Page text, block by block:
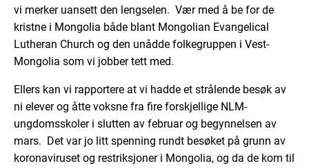
vi merker uansett den lengselen. Vær med å be for de
kristne i Mongolia både blant Mongolian Evangelical
Lutheran Church og den unådde folkegruppen i Vest-
Mongolia som vi jobber tett med.
Ellers kan vi rapportere at vi hadde et strålende besøk av
ni elever og åtte voksne fra fire forskjellige NLM-
ungdomsskoler i slutten av februar og begynnelsen av
mars. Det var jo litt spenning rundt besøket på grunn av
koronaviruset og restriksjoner i Mongolia, og da de kom til